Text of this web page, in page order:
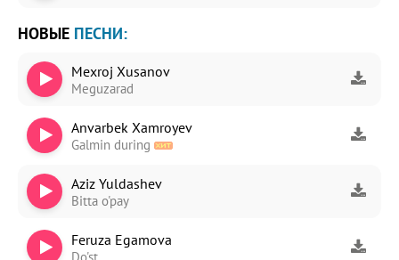
НОВЫЕ ПЕСНИ:
Mexroj Xusanov
Meguzarad
Anvarbek Xamroyev
Galmin during
Aziz Yuldashev
Bitta o'pay
Feruza Egamova
Do'st